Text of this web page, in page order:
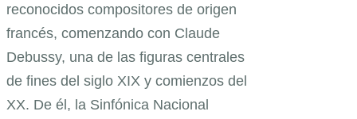
reconocidos compositores de origen
francés, comenzando con Claude
Debussy, una de las figuras centrales
de fines del siglo XIX y comienzos del
XX. De él, la Sinfónica Nacional